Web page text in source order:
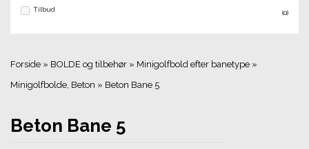
Tilbud
(0)
Forside » BOLDE og tilbehør » Minigolfbold efter banetype »
Minigolfbolde, Beton » Beton Bane 5
Beton Bane 5